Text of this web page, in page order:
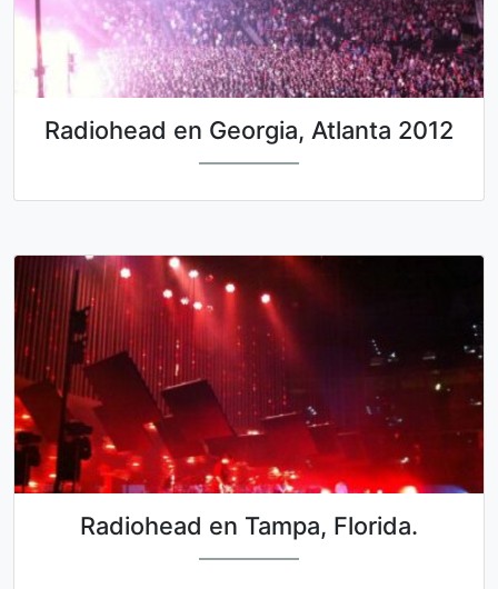
Radiohead en Georgia, Atlanta 2012
Radiohead en Tampa, Florida.